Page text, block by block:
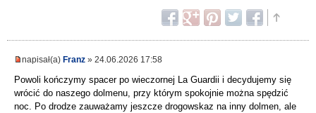
napisał(a) Franz » 24.06.2026 17:58
Powoli kończymy spacer po wieczornej La Guardii i decydujemy się
wrócić do naszego dolmenu, przy którym spokojnie można spędzić
noc. Po drodze zauważamy jeszcze drogowskaz na inny dolmen, ale